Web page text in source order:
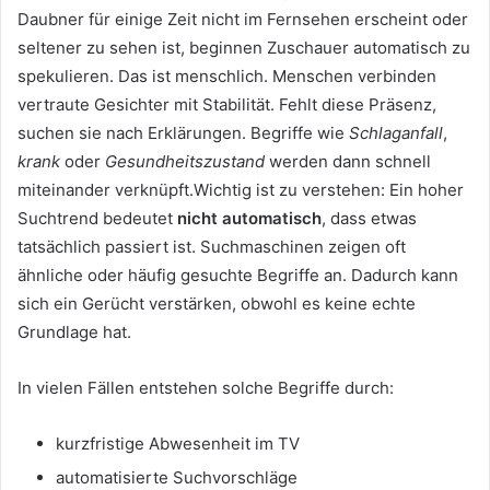
Daubner für einige Zeit nicht im Fernsehen erscheint oder
seltener zu sehen ist, beginnen Zuschauer automatisch zu
spekulieren. Das ist menschlich. Menschen verbinden
vertraute Gesichter mit Stabilität. Fehlt diese Präsenz,
suchen sie nach Erklärungen. Begriffe wie Schlaganfall,
krank oder Gesundheitszustand werden dann schnell
miteinander verknüpft.Wichtig ist zu verstehen: Ein hoher
Suchtrend bedeutet nicht automatisch, dass etwas
tatsächlich passiert ist. Suchmaschinen zeigen oft
ähnliche oder häufig gesuchte Begriffe an. Dadurch kann
sich ein Gerücht verstärken, obwohl es keine echte
Grundlage hat.
In vielen Fällen entstehen solche Begriffe durch:
kurzfristige Abwesenheit im TV
automatisierte Suchvorschläge